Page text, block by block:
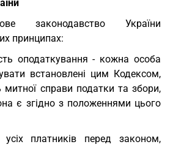
законодавство України
принципах:
оподаткування - кожна особа
встановлені цим Кодексом,
справи податки та збори,
є згідно з положеннями цього
усіх платників перед законом,